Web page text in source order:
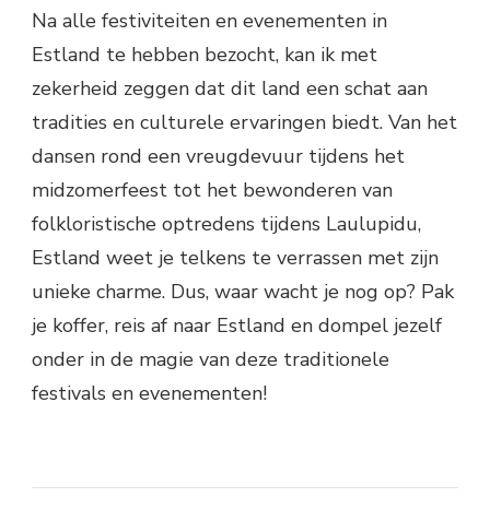
Na alle festiviteiten en evenementen in
Estland te hebben bezocht, kan ik met
zekerheid zeggen dat dit land een schat aan
tradities en culturele ervaringen biedt. Van het
dansen rond een vreugdevuur tijdens het
midzomerfeest tot het bewonderen van
folkloristische optredens tijdens Laulupidu,
Estland weet je telkens te verrassen met zijn
unieke charme. Dus, waar wacht je nog op? Pak
je koffer, reis af naar Estland en dompel jezelf
onder in de magie van deze traditionele
festivals en evenementen!